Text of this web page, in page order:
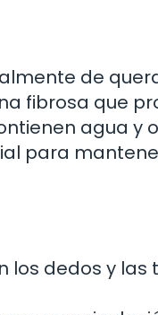
de
fibrosa que
agua y
para
los dedos y